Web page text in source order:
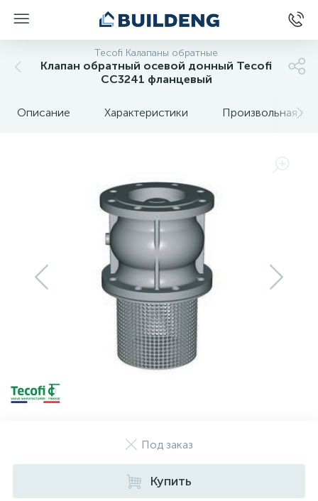
Tecofi Калапаны обратные
Клапан обратный осевой донный Tecofi
CC3241 фланцевый
Описание Характеристики Произвольная
Под заказ
Купить